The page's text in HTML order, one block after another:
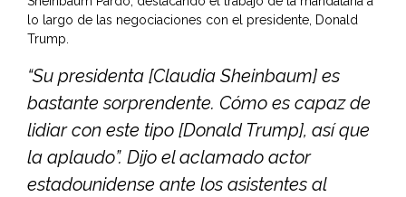
lo largo de las negociaciones con el presidente, Donald
Trump.
“Su presidenta [Claudia Sheinbaum] es
bastante sorprendente. Cómo es capaz de
lidiar con este tipo [Donald Trump], así que
la aplaudo”. Dijo el aclamado actor
estadounidense ante los asistentes al